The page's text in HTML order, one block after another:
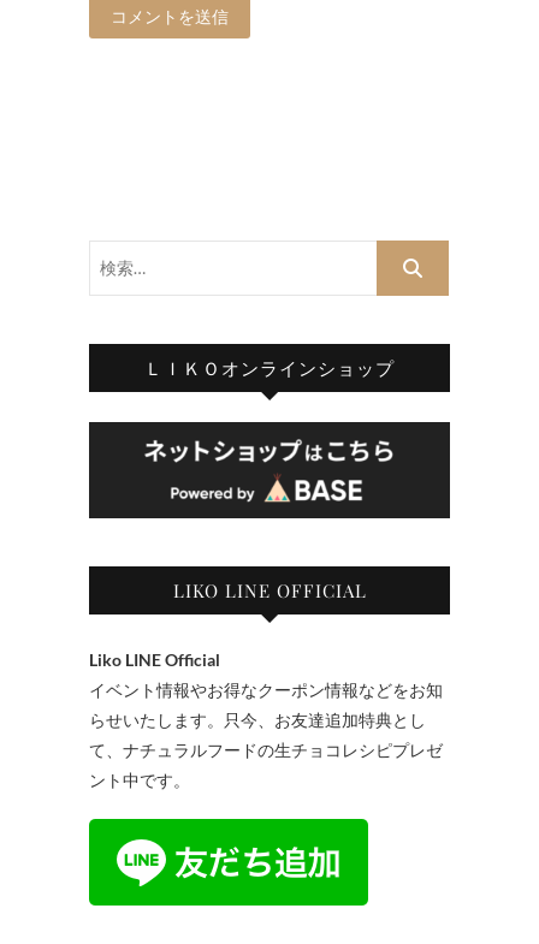
ＬＩＫＯオンラインショップ
LIKO LINE OFFICIAL
Liko LINE Official
イベント情報やお得なクーポン情報などをお知
らせいたします。只今、お友達追加特典とし
て、ナチュラルフードの生チョコレシピプレゼ
ント中です。